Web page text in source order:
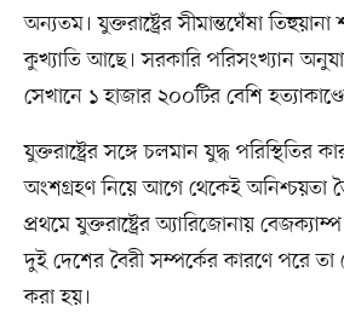
অন্যতম। যুক্তরাষ্ট্রের সীমান্তঘেঁষা
কুখ্যাতি আছে। সরকারি পরিসংখ্যান
সেখানে ১ হাজার ২০০টির বেশি
যুক্তরাষ্ট্রের সঙ্গে চলমান যুদ্ধ পরিস্থিতির
অংশগ্রহণ নিয়ে আগে থেকেই অনিশ্চয়তা
প্রথমে যুক্তরাষ্ট্রের অ্যারিজোনায়
দুই দেশের বৈরী সম্পর্কের কারণে পরে তা
করা হয়।